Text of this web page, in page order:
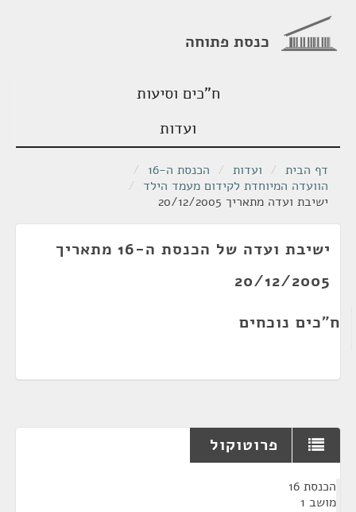
כנסת פתוחה
ח"כים וסיעות
ועדות
דף הבית / ועדות / הכנסת ה-16
/
הוועדה המיוחדת לקידום מעמד הילד /
ישיבת ועדה מתאריך 20/12/2005
ישיבת ועדה של הכנסת ה-16 מתאריך
20/12/2005
ח"כים נוכחים
פרוטוקול
הכנסת 16
מושב 1